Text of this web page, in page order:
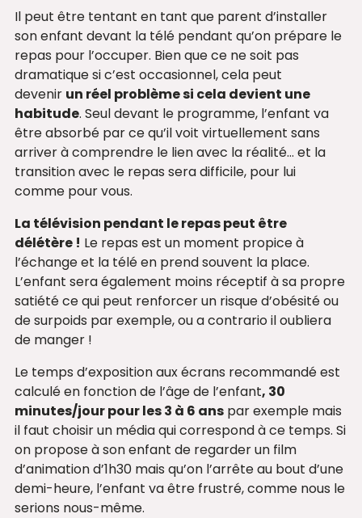
Il peut être tentant en tant que parent d’installer
son enfant devant la télé pendant qu’on prépare le
repas pour l’occuper. Bien que ce ne soit pas
dramatique si c’est occasionnel, cela peut
devenir un réel problème si cela devient une
habitude. Seul devant le programme, l’enfant va
être absorbé par ce qu’il voit virtuellement sans
arriver à comprendre le lien avec la réalité… et la
transition avec le repas sera difficile, pour lui
comme pour vous.
La télévision pendant le repas peut être
délétère ! Le repas est un moment propice à
l’échange et la télé en prend souvent la place.
L’enfant sera également moins réceptif à sa propre
satiété ce qui peut renforcer un risque d’obésité ou
de surpoids par exemple, ou a contrario il oubliera
de manger !
Le temps d’exposition aux écrans recommandé est
calculé en fonction de l’âge de l’enfant, 30
minutes/jourpour les 3 à 6 ans par exemple mais
il faut choisir un média qui correspond à ce temps. Si
on propose à son enfant de regarder un film
d’animation d’1h30 mais qu’on l’arrête au bout d’une
demi-heure, l’enfant va être frustré, comme nous le
serions nous-même.